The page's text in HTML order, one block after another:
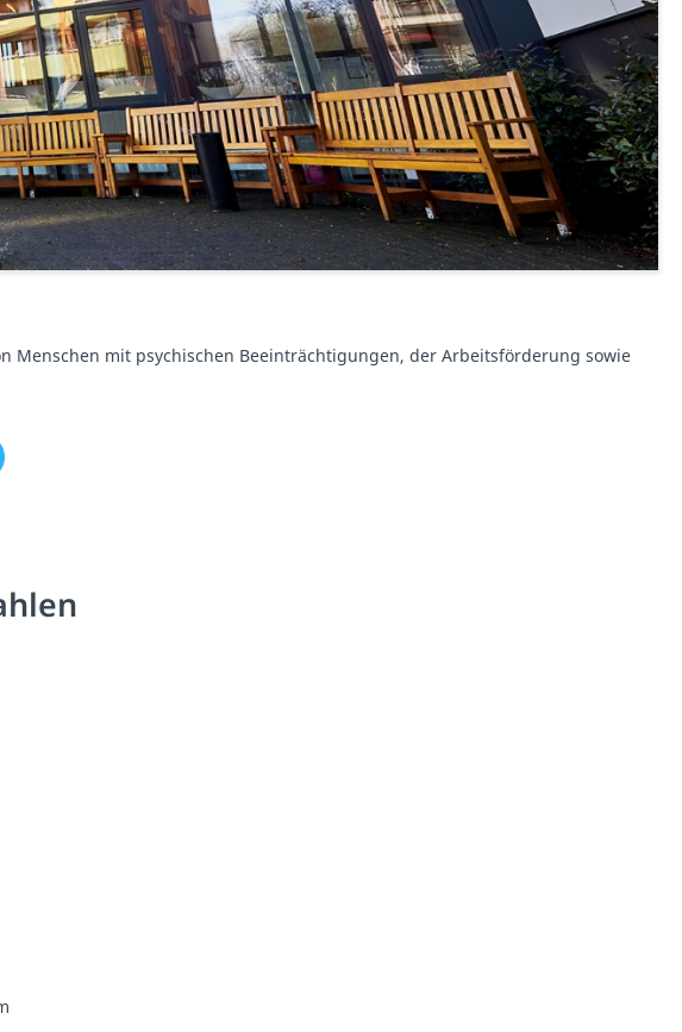
Menschen mit psychischen Beeinträchtigungen, der Arbeitsförderung sowie